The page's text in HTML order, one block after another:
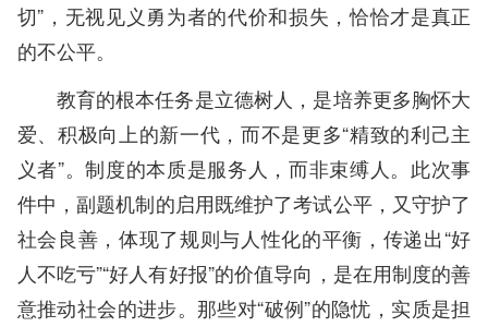
切”，无视见义勇为者的代价和损失，恰恰才是真正
的不公平。
教育的根本任务是立德树人，是培养更多胸怀大
爱、积极向上的新一代，而不是更多“精致的利己主
义者”。制度的本质是服务人，而非束缚人。此次事
件中，副题机制的启用既维护了考试公平，又守护了
社会良善，体现了规则与人性化的平衡，传递出“好
人不吃亏”“好人有好报”的价值导向，是在用制度的善
意推动社会的进步。那些对“破例”的隐忧，实质是担